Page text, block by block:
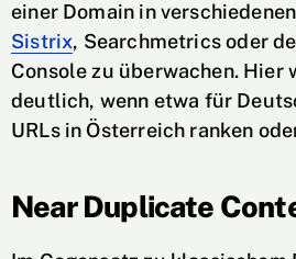
einer Domain in
Sistrix, Searchmetrics oder
Console zu überwachen. Hier
deutlich, wenn etwa für
URLs in Österreich ranken
Near Duplicate